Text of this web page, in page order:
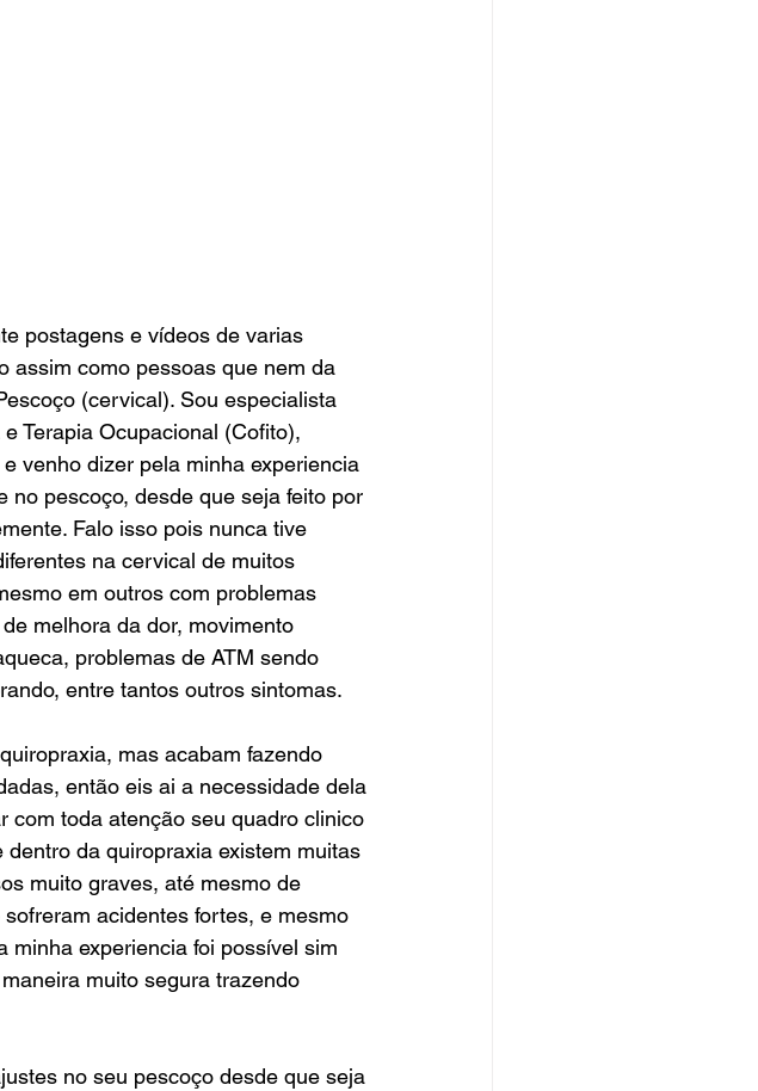
postagens e vídeos de varias
assim como pessoas que nem da
(cervical). Sou especialista
Terapia Ocupacional (Cofito),
venho dizer pela minha experiencia
no pescoço, desde que seja feito por
Falo isso pois nunca tive
na cervical de muitos
em outros com problemas
melhora da dor, movimento
problemas de ATM sendo
entre tantos outros sintomas.
mas acabam fazendo
então eis ai a necessidade dela
com toda atenção seu quadro clinico
da quiropraxia existem muitas
muito graves, até mesmo de
acidentes fortes, e mesmo
minha experiencia foi possível sim
muito segura trazendo
no seu pescoço desde que seja